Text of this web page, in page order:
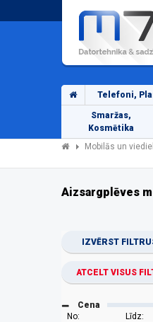
Telefoni,
Smaržas,
Kosmētika
Mobilās un
Aizsargplēves
IZVĒRST
ATCELT VISUS
Cena
No:
Līdz: